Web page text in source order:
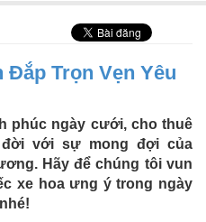
Đắp Trọn Vẹn Yêu
phúc ngày cưới, cho thuê
với sự mong đợi của
Hãy để chúng tôi vun
xe hoa ưng ý trong ngày